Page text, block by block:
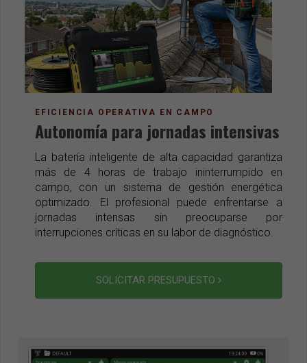
EFICIENCIA OPERATIVA EN CAMPO
Autonomía para jornadas intensivas
La batería inteligente de alta capacidad garantiza
más de 4 horas de trabajo ininterrumpido en
campo, con un sistema de gestión energética
optimizado. El profesional puede enfrentarse a
jornadas intensas sin preocuparse por
interrupciones críticas en su labor de diagnóstico.
SOLICITAR PRESUPUESTO